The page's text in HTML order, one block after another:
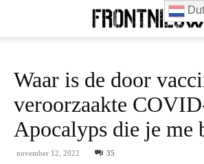
Waar is de door
veroorzaakte
Apocalyps die je me
november 12, 2022 35